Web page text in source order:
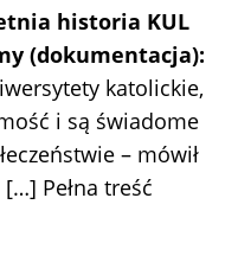
historia KUL
(dokumentacja):
katolickie,
i są świadome
– mówił
Pełna treść